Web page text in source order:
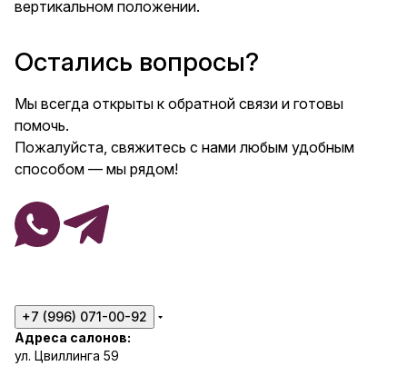
вертикальном положении.
Остались вопросы?
Мы всегда открыты к обратной связи и готовы
помочь.
Пожалуйста, свяжитесь с нами любым удобным
способом — мы рядом!
+7 (996) 071-00-92
Адреса салонов:
ул. Цвиллинга 59